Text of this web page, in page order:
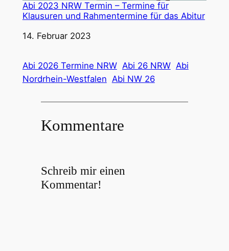
Abi 2023 NRW Termin – Termine für
Klausuren und Rahmentermine für das Abitur
Datum
14. Februar 2023
Abi 2026 Termine NRW Abi 26 NRW Abi
Nordrhein-Westfalen Abi NW 26
Kommentare
Schreib mir einen
Kommentar!